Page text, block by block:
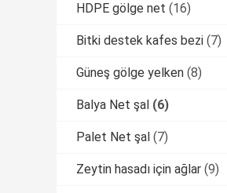
HDPE gölge net (16)
Bitki destek kafes bezi (7)
Güneş gölge yelken (8)
Balya Net şal (6)
Palet Net şal (7)
Zeytin hasadı için ağlar (9)